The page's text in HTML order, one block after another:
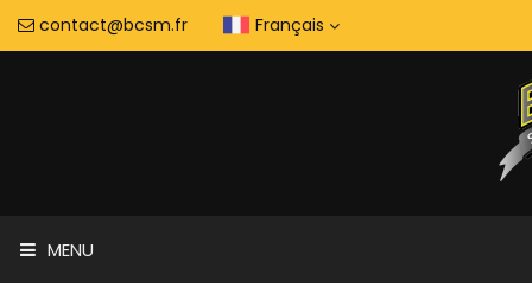
contact@bcsm.fr Français
MENU